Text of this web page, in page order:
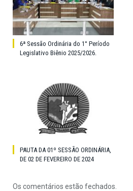
6ª Sessão Ordinária do 1° Período
Legislativo Biênio 2025/2026.
PAUTA DA 01º SESSÃO ORDINÁRIA,
DE 02 DE FEVEREIRO DE 2024
Os comentários estão fechados.